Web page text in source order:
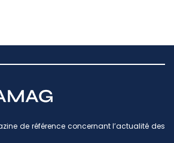
de référence concernant l’actualité des